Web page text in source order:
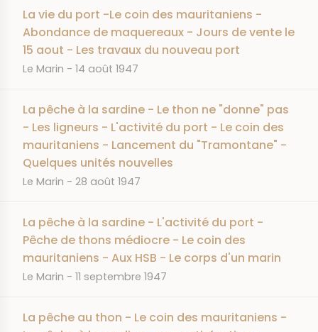
La vie du port -Le coin des mauritaniens -
Abondance de maquereaux - Jours de vente le
15 aout - Les travaux du nouveau port
JOURNAL
Le Marin DATE
14 août 1947
La pêche à la sardine - Le thon ne "donne" pas
- Les ligneurs - L'activité du port - Le coin des
mauritaniens - Lancement du "Tramontane" -
Quelques unités nouvelles
JOURNAL
Le Marin DATE
28 août 1947
La pêche à la sardine - L'activité du port -
Pêche de thons médiocre - Le coin des
mauritaniens - Aux HSB - Le corps d'un marin
JOURNAL
Le Marin DATE
11 septembre 1947
La pêche au thon - Le coin des mauritaniens -